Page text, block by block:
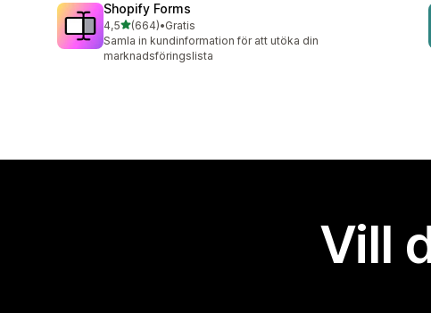
Shopify Forms
4,5av 5 stjärnor
(664)
664 recensioner totalt
•Gratis
Samla in kundinformation för att utöka din
marknadsföringslista
Vill